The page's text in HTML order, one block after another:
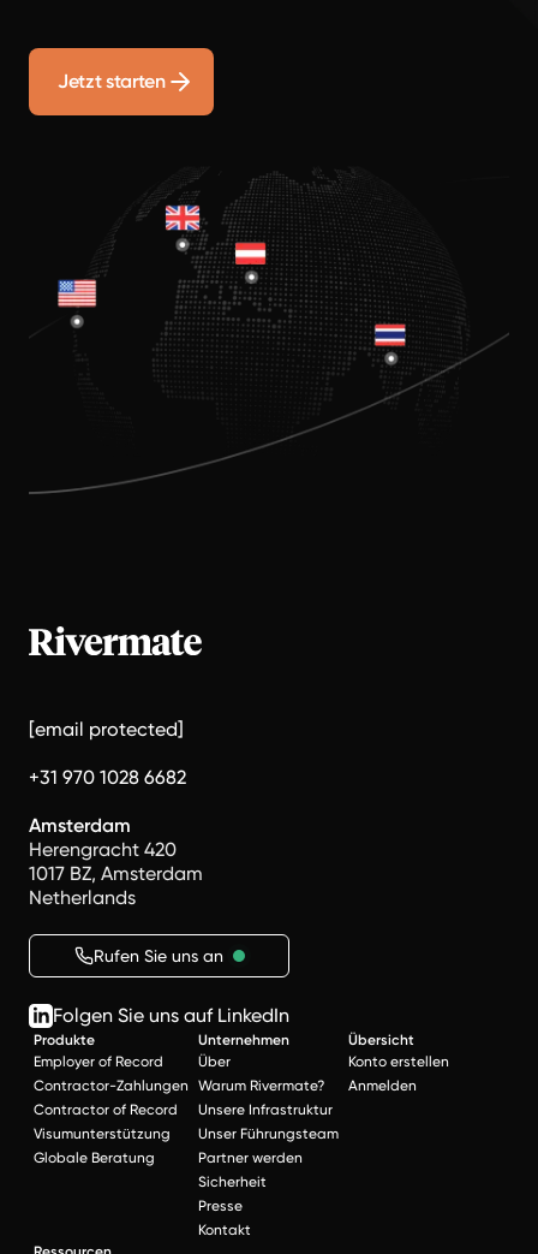
Jetzt starten
[email protected]
+31 970 1028 6682
Amsterdam
Herengracht 420
1017 BZ, Amsterdam
Netherlands
Rufen Sie uns an
Folgen Sie uns auf LinkedIn
Produkte
Employer of Record
Contractor-Zahlungen
Contractor of Record
Visumunterstützung
Globale Beratung
Unternehmen
Über
Warum Rivermate?
Unsere Infrastruktur
Unser Führungsteam
Partner werden
Sicherheit
Presse
Kontakt
Übersicht
Konto erstellen
Anmelden